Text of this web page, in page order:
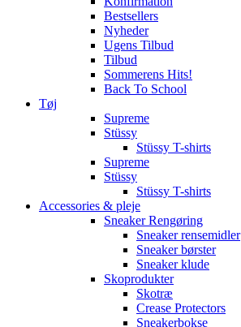
Bestsellers
Nyheder
Ugens Tilbud
Tilbud
Sommerens Hits!
Back To School
Tøj
Supreme
Stüssy
Stüssy T-shirts
Supreme
Stüssy
Stüssy T-shirts
Accessories & pleje
Sneaker Rengøring
Sneaker rensemidler
Sneaker børster
Sneaker klude
Skoprodukter
Skotræ
Crease Protectors
Sneakerbokse